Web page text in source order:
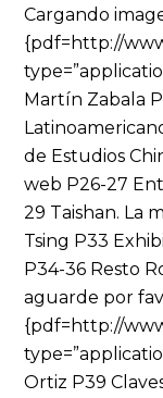
Cargando
{pdf=http://
Martín Zabala
de Estudios
web P26-27
29 Taishan. La
Tsing P33
P34-36 Resto
aguarde por
{pdf=http://
Ortiz P39